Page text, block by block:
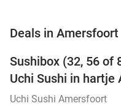
Deals in Amersfoort
TODAY
Sushibox (32, 56 of
Uchi Sushi in hartje
Uchi Sushi Amersfoort